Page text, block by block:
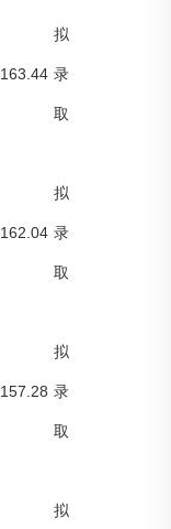
163.44
拟
录
取
162.04
拟
录
取
157.28
拟
录
取
拟